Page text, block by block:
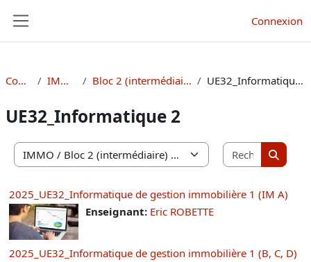
Connexion
Cours IMMO Bloc 2 (intermédiaire) UE32_Informatique 2
UE32_Informatique 2
Catégories de cours
2025_UE32_Informatique de gestion immobilière 1 (IM A)
Enseignant: Eric ROBETTE
2025_UE32_Informatique de gestion immobilière 1 (B, C, D)